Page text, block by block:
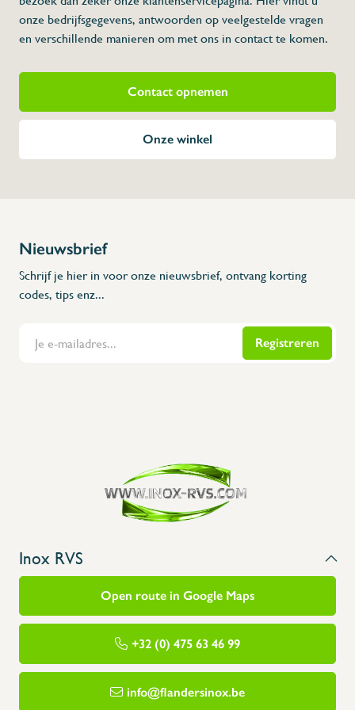
Flanders Inox | Karperstraat 6, 8400 Oostende | België | BNP Paribas Fortis:
onze bedrijfsgegevens, antwoorden op veelgestelde vragen
en verschillende manieren om met ons in contact te komen.
Contact opnemen
Onze winkel
Nieuwsbrief
Schrijf je hier in voor onze nieuwsbrief, ontvang korting
codes, tips enz...
Registreren
Inox RVS
Open route in Google Maps
+32 (0) 475 63 46 99
info@flandersinox.be